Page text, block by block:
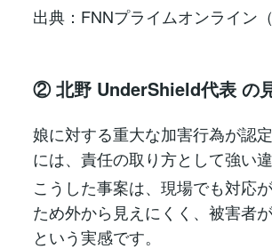
出典：FNNプライムオンライン
② 北野 UnderShield代表 の
娘に対する重大な加害行為が認
には、責任の取り方として強い
こうした事案は、現場でも対応
ため外から見えにくく、被害者
という実感です。